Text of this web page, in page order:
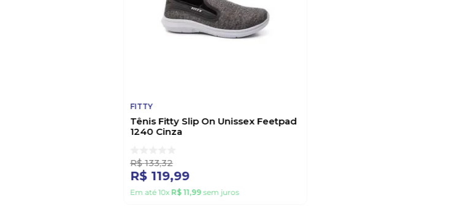
FITTY
Tênis Fitty Slip On Unissex Feetpad
1240 Cinza
R$ 133,32
R$ 119,99
Em até10x R$ 11,99sem juros